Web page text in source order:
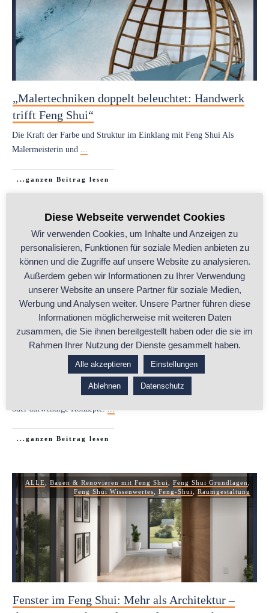
„Malertechniken doppelt beleuchtet: Handwerk
trifft Feng Shui“
Die Kraft der Farbe und Struktur im Einklang mit Feng Shui Als
Malermeisterin und ...
...ganzen Beitrag lesen
ALLE , Bauen & Renovieren mit Feng Shui, Inneneinrichtung
Raumgestaltung
Feng Shui muss nicht teuer sein: Mit einfachen
und kostengünstigen Mitteln zu mehr Harmonie
in Deinem Zuhause
Viele denken bei Feng Shui sofort an teure Möbel, große Umbauten
oder aufwendige Konzepte. ...
...ganzen Beitrag lesen
ALLE Bauen & Renovieren mit Feng Shui Feng Shui Grundlagen
Feng Shui Wissenwertes
Feng-Shui Raumgestaltung
Fenster im Feng Shui: Mehr als Architektur –
Diese Webseite verwendet Cookies
Wir verwenden Cookies, um Inhalte und Anzeigen zu
personalisieren, Funktionen für soziale Medien anbieten zu
können und die Zugriffe auf unsere Website zu analysieren.
Außerdem geben wir Informationen zu Ihrer Verwendung
unserer Website an unsere Partner für soziale Medien,
Werbung und Analysen weiter. Unsere Partner führen diese
Informationen möglicherweise mit weiteren Daten
zusammen, die Sie ihnen bereitgestellt haben oder die sie im
Rahmen Ihrer Nutzung der Dienste gesammelt haben.
Alle akzeptieren Einstellungen
Ablehnen Datenschutz